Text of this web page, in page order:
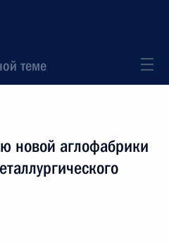
теме
новой аглофабрики